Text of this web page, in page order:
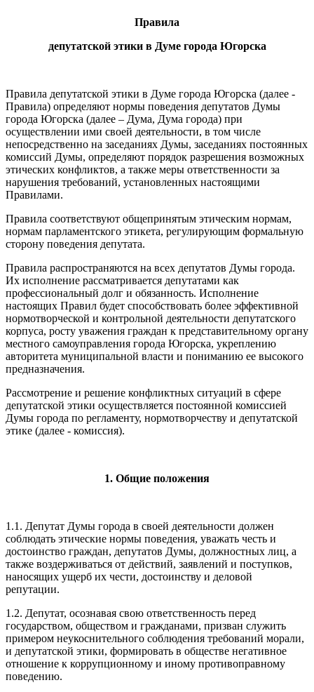
Правила
депутатской этики в Думе города Югорска
Правила депутатской этики в Думе города Югорска (далее -
Правила) определяют нормы поведения депутатов Думы
города Югорска (далее – Дума, Дума города) при
осуществлении ими своей деятельности, в том числе
непосредственно на заседаниях Думы, заседаниях постоянных
комиссий Думы, определяют порядок разрешения возможных
этических конфликтов, а также меры ответственности за
нарушения требований, установленных настоящими
Правилами.
Правила соответствуют общепринятым этическим нормам,
нормам парламентского этикета, регулирующим формальную
сторону поведения депутата.
Правила распространяются на всех депутатов Думы города.
Их исполнение рассматривается депутатами как
профессиональный долг и обязанность. Исполнение
настоящих Правил будет способствовать более эффективной
нормотворческой и контрольной деятельности депутатского
корпуса, росту уважения граждан к представительному органу
местного самоуправления города Югорска, укреплению
авторитета муниципальной власти и пониманию ее высокого
предназначения.
Рассмотрение и решение конфликтных ситуаций в сфере
депутатской этики осуществляется постоянной комиссией
Думы города по регламенту, нормотворчеству и депутатской
этике (далее - комиссия).
1. Общие положения
1.1. Депутат Думы города в своей деятельности должен
соблюдать этические нормы поведения, уважать честь и
достоинство граждан, депутатов Думы, должностных лиц, а
также воздерживаться от действий, заявлений и поступков,
наносящих ущерб их чести, достоинству и деловой
репутации.
1.2. Депутат, осознавая свою ответственность перед
государством, обществом и гражданами, призван служить
примером неукоснительного соблюдения требований морали,
и депутатской этики, формировать в обществе негативное
отношение к коррупционному и иному противоправному
поведению.